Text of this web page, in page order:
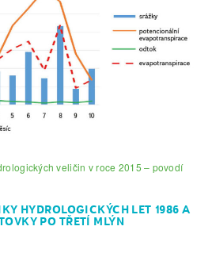
veličin v roce 2015 – povodí
HYDROLOGICKÝCH LET 1986 A
PO TŘETÍ MLÝN